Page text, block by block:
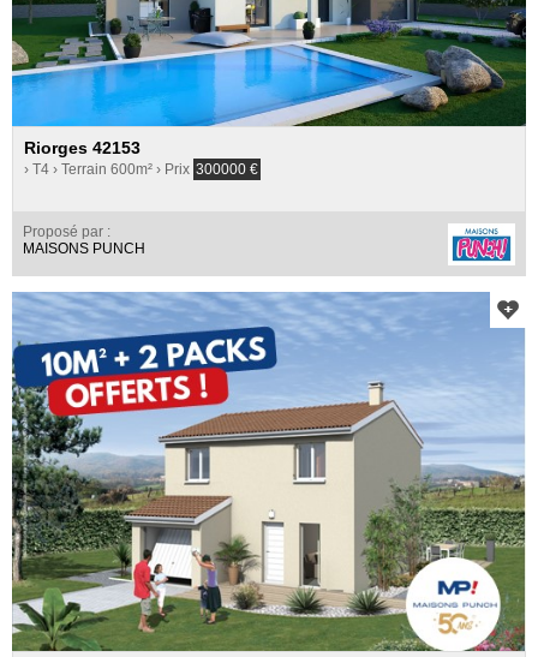
Riorges 42153
› T4 › Terrain 600m² › Prix 300000 €
Proposé par :
MAISONS PUNCH